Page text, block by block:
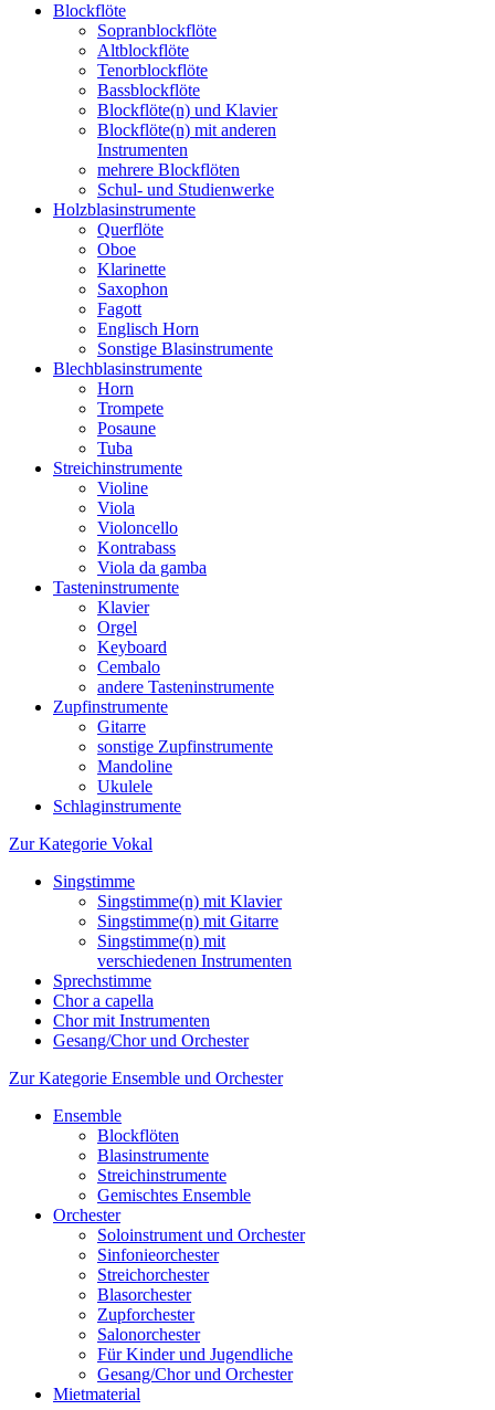
Blockflöte
Sopranblockflöte
Altblockflöte
Tenorblockflöte
Bassblockflöte
Blockflöte(n) und Klavier
Blockflöte(n) mit anderen
Instrumenten
mehrere Blockflöten
Schul- und Studienwerke
Holzblasinstrumente
Querflöte
Oboe
Klarinette
Saxophon
Fagott
Englisch Horn
Sonstige Blasinstrumente
Blechblasinstrumente
Horn
Trompete
Posaune
Tuba
Streichinstrumente
Violine
Viola
Violoncello
Kontrabass
Viola da gamba
Tasteninstrumente
Klavier
Orgel
Keyboard
Cembalo
andere Tasteninstrumente
Zupfinstrumente
Gitarre
sonstige Zupfinstrumente
Mandoline
Ukulele
Schlaginstrumente
Zur Kategorie Vokal
Singstimme
Singstimme(n) mit Klavier
Singstimme(n) mit Gitarre
Singstimme(n) mit
verschiedenen Instrumenten
Sprechstimme
Chor a capella
Chor mit Instrumenten
Gesang/Chor und Orchester
Zur Kategorie Ensemble und Orchester
Ensemble
Blockflöten
Blasinstrumente
Streichinstrumente
Gemischtes Ensemble
Orchester
Soloinstrument und Orchester
Sinfonieorchester
Streichorchester
Blasorchester
Zupforchester
Salonorchester
Für Kinder und Jugendliche
Gesang/Chor und Orchester
Mietmaterial